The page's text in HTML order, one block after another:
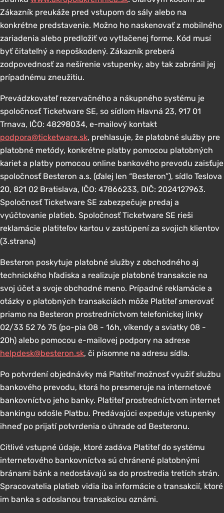
Zákazník preukáže pred vstupom do sály alebo na
konkrétne predstavenie. Možno ho naskenovať z mobilného
zariadenia alebo predložiť vo vytlačenej forme. Kód musí
byť čitateľný a nepoškodený. Zákazník preberá
zodpovednosť za nešírenie vstupenky, aby tak zabránil jej
prípadnému zneužitiu.
Prevádzkovateľ rezervačného a nákupného systému je
spoločnosť Ticketware SE, so sídlom Hlavná 23, 917 01
Trnava, IČO: 48298034, e-mailový kontakt
podpora@ticketware.sk, prehlasuje, že platobné služby pre
platobné metódy, konkrétne platby pomocou platobných
kariet a platby pomocou online bankového prevodu zaisťuje
spoločnosť Besteron a.s. (ďalej len “Besteron”), sídlo Teslova
20, 821 02 Bratislava, IČO: 47866233, DIČ: 2024127963.
Spoločnosť Ticketware SE zabezpečuje predaj a
vyúčtovanie platieb. Spoločnosť Ticketware SE rieši
reklamácie platiteľov kartou v zastúpení za svojich klientov
(3.strana)
Besteron poskytuje platobné služby z obchodného aj
technického hľadiska a realizuje platobné transakcie na
svoj účet a svoje obchodné meno. Prípadné reklamácie a
otázky o platobných transakciách môže Platiteľ smerovať
priamo na Besteron prostredníctvom telefonickej linky
02/33 52 76 75 (po-pia 08 - 16h, víkendy a sviatky 08 -
20h) alebo pomocou e-mailovej podpory na adrese
helpdesk@besteron.sk, či písomne na adresu sídla.
Po potvrdení objednávky má Platiteľ možnosť využiť službu
bankového prevodu, ktorá ho presmeruje na internetové
bankovníctvo jeho banky. Platiteľ prostredníctvom internet
bankingu odošle Platbu. Predávajúci expeduje vstupenky
ihneď po prijatí potvrdenia o úhrade od Besteronu.
Citlivé vstupné údaje, ktoré zadáva Platiteľ do systému
internetového bankovníctva sú chránené platobnými
bránami bánk a nedostávajú sa do prostredia tretích strán.
Spracovatelia platieb vidia iba informácie o transakcií, ktoré
im banka s odoslanou transakciou oznámi.